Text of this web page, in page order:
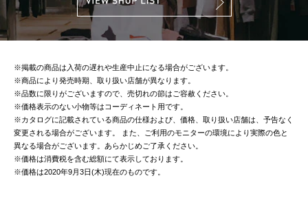
※掲載の商品は入荷の遅れや生産中止になる場合がございます。
※商品により発売時期、取り扱い店舗が異なります。
※品数に限りがございますので、売切れの節はご容赦ください。
※価格表示のない小物等はコーディネート用です。
※カタログに記載されている商品の仕様および、価格、取り扱い店舗は、予告なく
変更される場合がございます。
また、ご利用のモニターの環境により実際の色と
異なる場合がございます。あらかじめご了承ください。
※価格は消費税を含む総額にて表示しております。
※価格は2020年9月3日(木)現在のものです。